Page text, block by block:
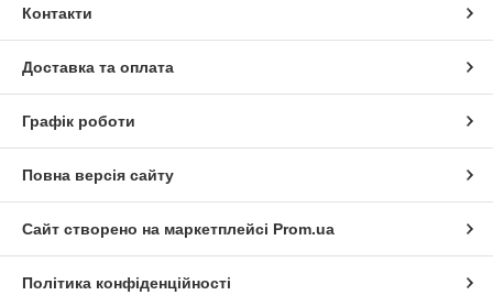
Контакти
Доставка та оплата
Графік роботи
Повна версія сайту
Сайт створено на маркетплейсі Prom.ua
Політика конфіденційності